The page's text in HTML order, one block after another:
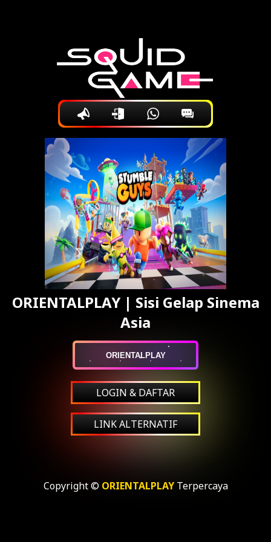
ORIENTALPLAY | Sisi Gelap Sinema
Asia
ORIENTALPLAY
LOGIN & DAFTAR
LINK ALTERNATIF
Copyright © ORIENTALPLAYTerpercaya